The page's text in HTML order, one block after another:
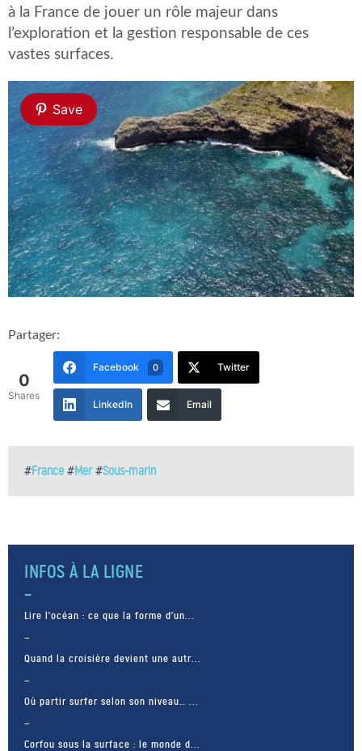
à la France de jouer un rôle majeur dans
l’exploration et la gestion responsable de ces
vastes surfaces.
Save
Partager:
0
Shares
Facebook 0 Twitter
LinkedIn Email
#France #Mer#Sous-marin
INFOS À LA LIGNE
Lire l’océan : ce que la forme d’un...
Quand la croisière devient une autr...
Où partir surfer selon son niveau… ...
Corfou sous la surface : le monde d...